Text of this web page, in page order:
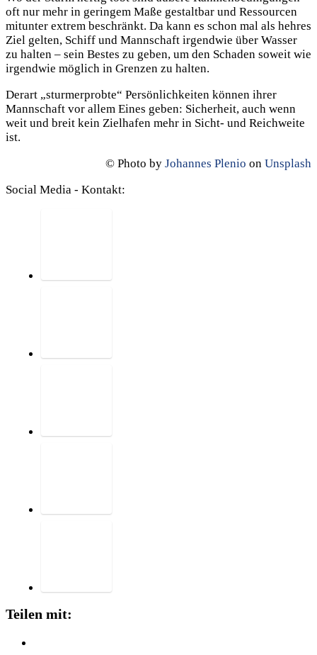
oft nur mehr in geringem Maße gestaltbar und Ressourcen
mitunter extrem beschränkt. Da kann es schon mal als hehres
Ziel gelten, Schiff und Mannschaft irgendwie über Wasser
zu halten – sein Bestes zu geben, um den Schaden soweit wie
irgendwie möglich in Grenzen zu halten.
Derart „sturmerprobte“ Persönlichkeiten können ihrer
Mannschaft vor allem Eines geben: Sicherheit, auch wenn
weit und breit kein Zielhafen mehr in Sicht- und Reichweite
ist.
© Photo by Johannes Plenio on Unsplash
Social Media - Kontakt:
Teilen mit: